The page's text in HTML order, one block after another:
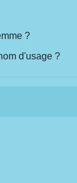
?
d'usage ?